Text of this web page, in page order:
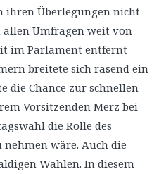
ihren Überlegungen nicht
allen Umfragen weit von
im Parlament entfernt
breitete sich rasend ein
die Chance zur schnellen
Vorsitzenden Merz bei
die Rolle des
wäre. Auch die
Wahlen. In diesem